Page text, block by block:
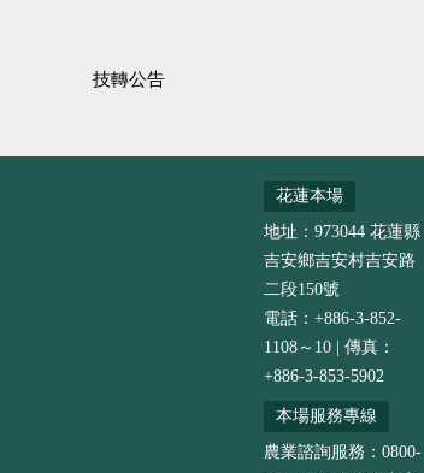
技轉公告
花蓮本場
地址：973044 花蓮縣
吉安鄉吉安村吉安路
二段150號
電話：+886-3-852-
1108～10 | 傳真：
+886-3-853-5902
本場服務專線
農業諮詢服務：0800-